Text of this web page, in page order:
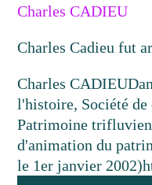
Charles CADIEU
Charles Cadieu fut
Charles CADIEU
l'histoire, Société
Patrimoine
d'animation du
le 1er janvier 2002)